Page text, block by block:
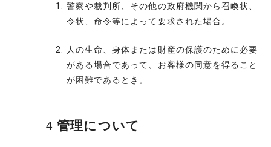
警察や裁判所、その他の政府機関から召喚状、
令状、命令等によって要求された場合。
人の生命、身体または財産の保護のために必要
がある場合であって、お客様の同意を得ること
が困難であるとき。
4 管理について